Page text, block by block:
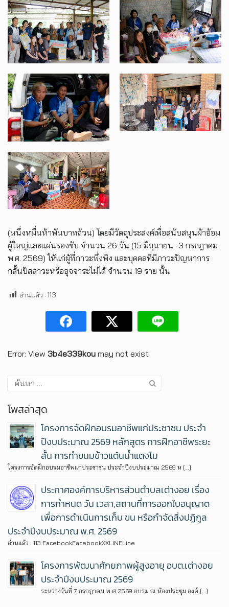
(หนึ่งหมื่นห้าพันบาทถ้วน) โดยมีวัตถุประสงค์เพื่อสนับสนุนผ้าอ้อม
ผู้ใหญ่และแผ่นรองซับ จำนวน 26 วัน (15 มิถุนายน -3 กรกฎาคม
พ.ศ. 2569) ให้แก่ผู้ที่ภาวะพึ่งพิง และบุคคลที่มีภาวะปัญหาการ
กลั้นปัสสาวะหรืออุจจาระไม่ได้ จำนวน 19 ราย นั้น
อ่านแล้ว : 113
Error: View 3b4e339kou may not exist
โพสล่าสุด
โครงการจัดฝึกอบรมอาชีพแก่ประชาชน ประจำ
ปีงบประมาณ 2569 หลักสูตร การฝึกอาชีพระยะ
สั้น การทำขนมข้าวแต๋นน้ำแตงโม
โครงการจัดฝึกอบรมอาชีพแก่ประชาชน ประจำปีงบประมาณ 2569 ห […]
ประกาศองค์การบริหารส่วนตำบลเต่างอย เรื่อง
การกำหนด วัน เวลา,สถานที่การออกใบอนุญาต
เพื่อการดำเนินการเก็บ ขน หรือกำจัดสิ่งปฏิกูล
ประจำปีงบประมาณ พ.ศ. 2569
อ่านแล้ว : 113 FacebookFacebookXXLINELine
โครงการพัฒนาศักยภาพผู้สูงอายุ อบต.เต่างอย
ประจำปีงบประมาณ 2569
ระหว่างวันที่ 7 กรกฎาคม พ.ศ.2569 อบรม ณ ห้องประชุม องค์ […]